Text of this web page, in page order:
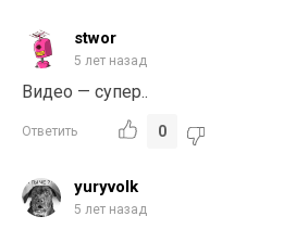
stwor
5 лет назад
Видео — супер..
Ответить 0
yuryvolk
5 лет назад